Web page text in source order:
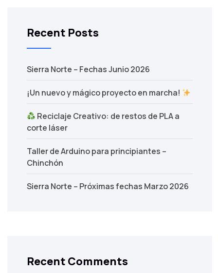
Recent Posts
Sierra Norte – Fechas Junio 2026
¡Un nuevo y mágico proyecto en marcha!
Reciclaje Creativo: de restos de PLA a
corte láser
Taller de Arduino para principiantes –
Chinchón
Sierra Norte – Próximas fechas Marzo 2026
Recent Comments